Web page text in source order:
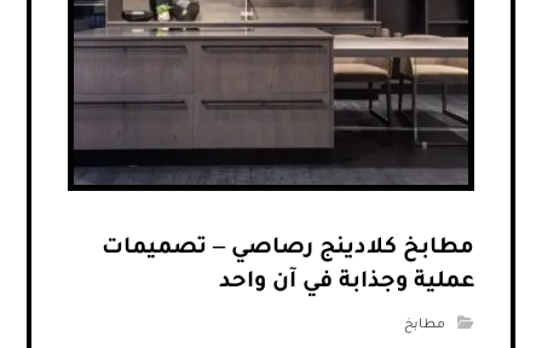
مطابخ كلادينج رصاصي – تصميمات
عملية وجذابة في آن واحد
مطابخ